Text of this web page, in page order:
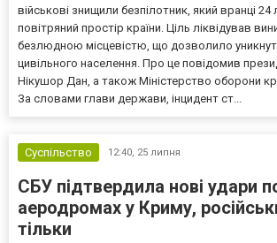
військові знищили безпілотник, який вранці 24
повітряний простір країни. Ціль ліквідував
безлюдною місцевістю, що дозволило
цивільного населення. Про це повідомив
Нікушор Дан, а також Міністерство оборони
За словами глави держави, інцидент ст...
Суспільство 12:40, 25 липня
СБУ підтвердила нові удари
аеродромах у Криму,
тільки